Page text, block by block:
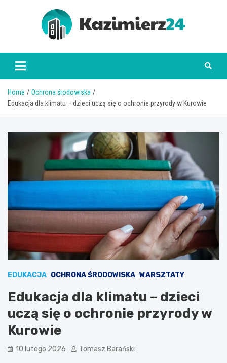
kazimierz24.pl
Home
Ochrona środowiska
Edukacja dla klimatu – dzieci uczą się o ochronie przyrody w Kurowie
EDUKACJA OCHRONA ŚRODOWISKA WARSZTATY
Edukacja dla klimatu – dzieci
uczą się o ochronie przyrody w
Kurowie
10 lutego 2026 Tomasz Barański